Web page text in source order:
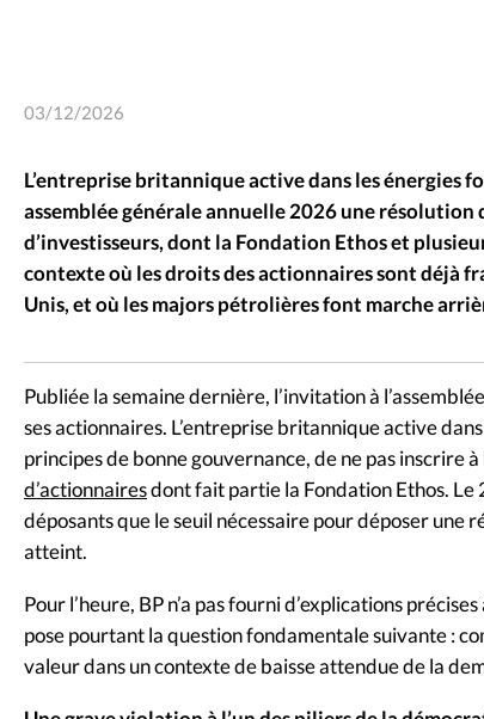
03/12/2026
L’entreprise britannique active dans les énergies
assemblée générale annuelle 2026 une résolution
d’investisseurs, dont la Fondation Ethos et
contexte où les droits des actionnaires sont déjà
Unis, et où les majors pétrolières font marche
Publiée la semaine dernière, l’invitation à
ses actionnaires. L’entreprise britannique active
principes de bonne gouvernance, de ne pas inscrire à
d’actionnairesdont fait partie la Fondation Ethos.
déposants que le seuil nécessaire pour déposer
atteint.
Pour l’heure, BP n’a pas fourni d’explications
pose pourtant la question fondamentale suivante :
valeur dans un contexte de baisse attendue de la